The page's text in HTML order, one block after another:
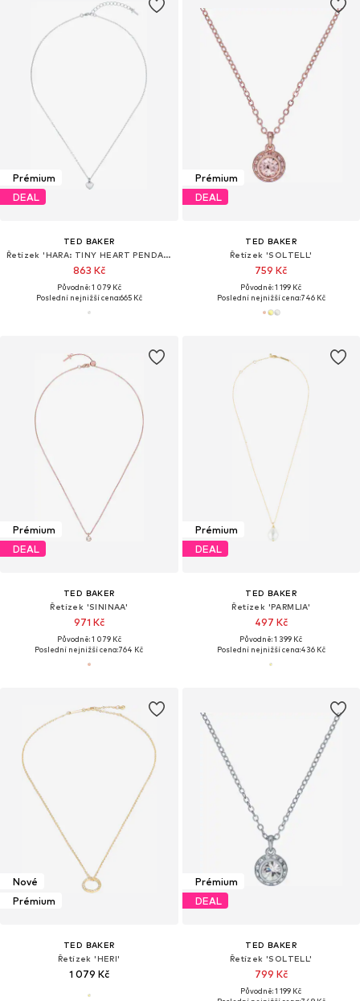
Prémium
DEAL
TED BAKER
Řetízek 'HARA: TINY HEART PENDANT NECKLACE'
863 Kč
Původně: 1 079 Kč
Poslední nejnižší cena:665 Kč
Prémium
DEAL
TED BAKER
Řetízek 'SOLTELL'
759 Kč
Původně: 1 199 Kč
Poslední nejnižší cena:746 Kč
Prémium
DEAL
TED BAKER
Řetízek 'SININAA'
971 Kč
Původně: 1 079 Kč
Poslední nejnižší cena:764 Kč
Prémium
DEAL
TED BAKER
Řetízek 'PARMLIA'
497 Kč
Původně: 1 399 Kč
Poslední nejnižší cena:436 Kč
Nové
Prémium
TED BAKER
Řetízek 'HERI'
1 079 Kč
Prémium
DEAL
TED BAKER
Řetízek 'SOLTELL'
799 Kč
Původně: 1 199 Kč